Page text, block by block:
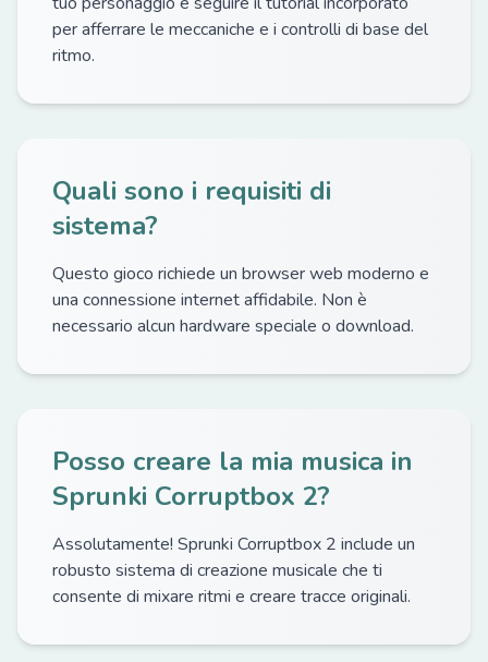
per afferrare le meccaniche e i controlli di base del
ritmo.
Quali sono i requisiti di
sistema?
Questo gioco richiede un browser web moderno e
una connessione internet affidabile. Non è
necessario alcun hardware speciale o download.
Posso creare la mia musica in
Sprunki Corruptbox 2?
Assolutamente! Sprunki Corruptbox 2 include un
robusto sistema di creazione musicale che ti
consente di mixare ritmi e creare tracce originali.